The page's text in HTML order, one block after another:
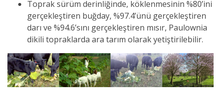
Toprak sürüm derinliğinde, köklenmesinin %80’ini
gerçekleştiren buğday, %97.4’ünü gerçekleştiren
darı ve %94.6’sını gerçekleştiren mısır, Paulownia
dikili topraklarda ara tarım olarak yetiştirilebilir.